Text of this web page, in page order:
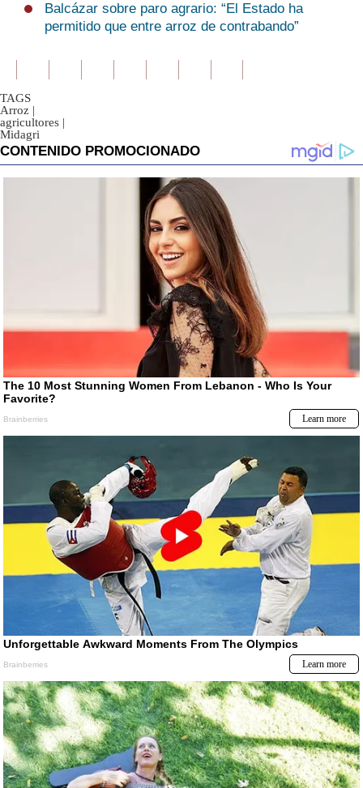
Balcázar sobre paro agrario: “El Estado ha
permitido que entre arroz de contrabando”
TAGS
Arroz |
agricultores |
Midagri